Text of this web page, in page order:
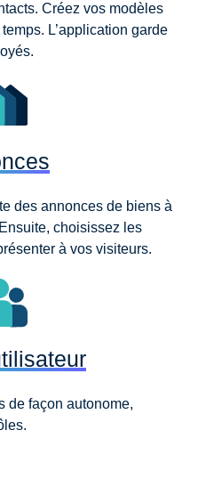
Créez vos modèles
L’application garde
des annonces de biens à
choisissez les
à vos visiteurs.
de façon autonome,